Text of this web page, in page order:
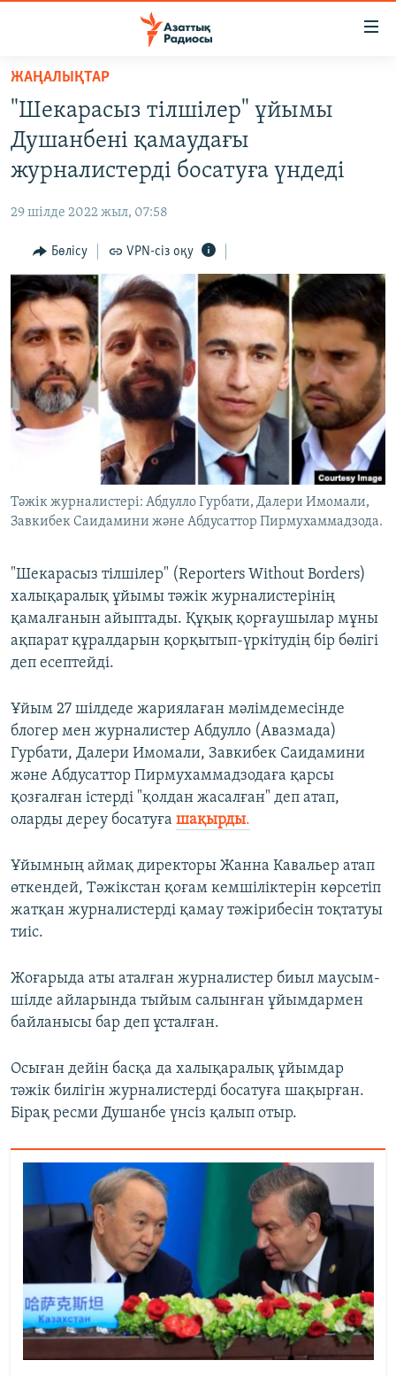
Skip
main
content
Skip
to
main
to
Search
ЖАҢАЛЫҚТАР
AZATTYQTV
АДАМ ҚҰҚЫҚТАРЫ
ӘЛЕУМЕТ
ӘЛЕМ
АРНАЙЫ ЖОБАЛАР
Русский
ЖАЗЫЛЫҢЫЗ
Басқа тілдерде
ЖАҢАЛЫҚТАР
"Шекарасыз тілшілер" ұйымы
Душанбені қамаудағы
журналистерді босатуға үндеді
29 шілде 2022 жыл, 07:58
Бөлісу VPN-сіз оқу
Тәжік журналистері: Абдулло Гурбати, Далери Имомали,
Завкибек Саидамини және Абдусаттор Пирмухаммадзода.
"Шекарасыз тілшілер" (Reporters Without Borders)
халықаралық ұйымы тәжік журналистерінің
қамалғанын айыптады. Құқық қорғаушылар мұны
ақпарат құралдарын қорқытып-үркітудің бір бөлігі
деп есептейді.
Ұйым 27 шілдеде жариялаған мәлімдемесінде
блогер мен журналистер Абдулло (Авазмада)
Гурбати, Далери Имомали, Завкибек Саидамини
және Абдусаттор Пирмухаммадзодаға қарсы
қозғалған істерді "қолдан жасалған" деп атап,
оларды дереу босатуға шақырды.
Ұйымның аймақ директоры Жанна Кавальер атап
өткендей, Тәжікстан қоғам кемшіліктерін көрсетіп
жатқан журналистерді қамау тәжірибесін тоқтатуы
тиіс.
Жоғарыда аты аталған журналистер биыл маусым-
шілде айларында тыйым салынған ұйымдармен
байланысы бар деп ұсталған.
Осыған дейін басқа да халықаралық ұйымдар
тәжік билігін журналистерді босатуға шақырған.
Бірақ ресми Душанбе үнсіз қалып отыр.